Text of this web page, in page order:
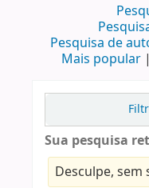
Pesquisa de
Mais popular
Sua pesquisa
Desculpe, sem